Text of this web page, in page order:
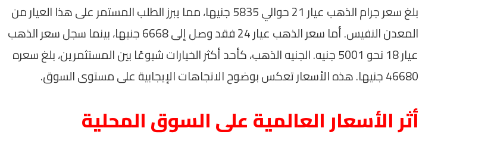
بلغ سعر جرام الذهب عيار 21 حوالي 5835 جنيها، مما يبرز الطلب المستمر على هذا العيار من
المعدن النفيس. أما سعر الذهب عيار 24 فقد وصل إلى 6668 جنيها، بينما سجل سعر الذهب
عيار 18 نحو 5001 جنيه. الجنيه الذهب، كأحد أكثر الخيارات شيوعًا بين المستثمرين، بلغ سعره
46680 جنيها. هذه الأسعار تعكس بوضوح الاتجاهات الإيجابية على مستوى السوق.
أثر الأسعار العالمية على السوق المحلية